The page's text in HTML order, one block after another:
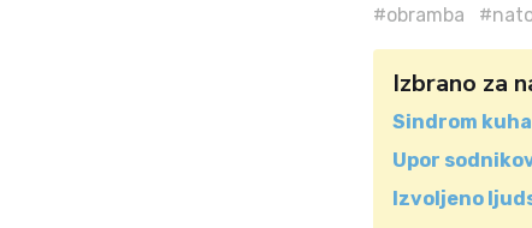
#obramba
Izbrano za
Sindrom
Upor
Izvoljeno